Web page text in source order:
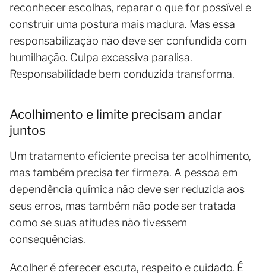
reconhecer escolhas, reparar o que for possível e
construir uma postura mais madura. Mas essa
responsabilização não deve ser confundida com
humilhação. Culpa excessiva paralisa.
Responsabilidade bem conduzida transforma.
Acolhimento e limite precisam andar
juntos
Um tratamento eficiente precisa ter acolhimento,
mas também precisa ter firmeza. A pessoa em
dependência química não deve ser reduzida aos
seus erros, mas também não pode ser tratada
como se suas atitudes não tivessem
consequências.
Acolher é oferecer escuta, respeito e cuidado. É